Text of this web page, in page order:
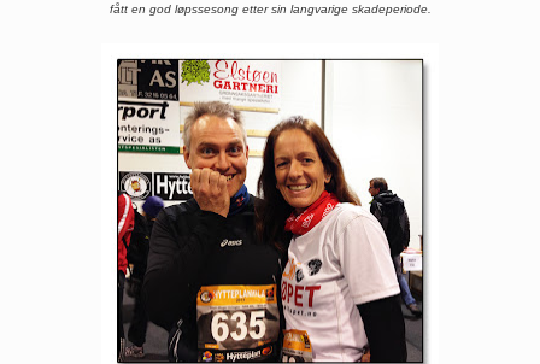
fått en god løpssesong etter sin langvarige skadeperiode.